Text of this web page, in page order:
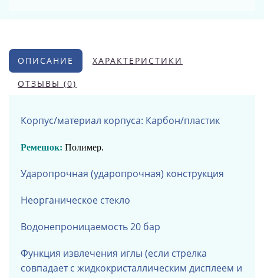
ОПИСАНИЕ ХАРАКТЕРИСТИКИ
ОТЗЫВЫ (0)
Корпус/материал корпуса: Карбон/пластик
Ремешок: Полимер.
Ударопрочная (ударопрочная) конструкция
Неорганическое стекло
Водонепроницаемость 20 бар
Функция извлечения иглы (если стрелка
совпадает с жидкокристаллическим дисплеем и